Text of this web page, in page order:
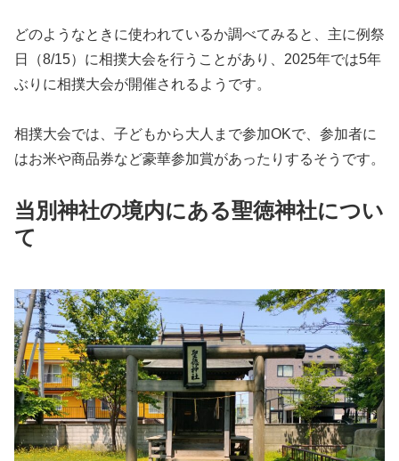
どのようなときに使われているか調べてみると、主に例祭
日（8/15）に相撲大会を行うことがあり、2025年では5年
ぶりに相撲大会が開催されるようです。
相撲大会では、子どもから大人まで参加OKで、参加者に
はお米や商品券など豪華参加賞があったりするそうです。
当別神社の境内にある聖徳神社につい
て